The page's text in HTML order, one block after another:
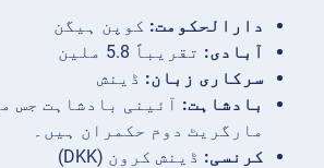
دارالحکومت: کوپن ہیگن
آبادی: تقریباً 5.8 ملین
سرکاری زبان: ڈینش
بادشاہت: آئینی بادشاہت جس
مارگریٹ دوم حکمران ہیں۔
کرنسی: ڈینش کرون (DKK)